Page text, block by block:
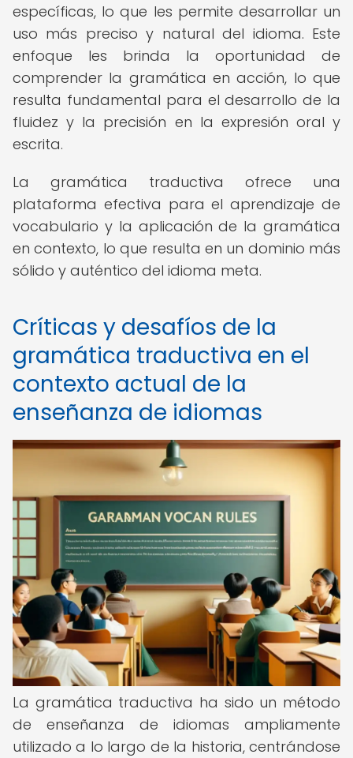
específicas, lo que les permite desarrollar un
uso más preciso y natural del idioma. Este
enfoque les brinda la oportunidad de
comprender la gramática en acción, lo que
resulta fundamental para el desarrollo de la
fluidez y la precisión en la expresión oral y
escrita.
La gramática traductiva ofrece una
plataforma efectiva para el aprendizaje de
vocabulario y la aplicación de la gramática
en contexto, lo que resulta en un dominio más
sólido y auténtico del idioma meta.
Críticas y desafíos de la
gramática traductiva en el
contexto actual de la
enseñanza de idiomas
La gramática traductiva ha sido un método
de enseñanza de idiomas ampliamente
utilizado a lo largo de la historia, centrándose